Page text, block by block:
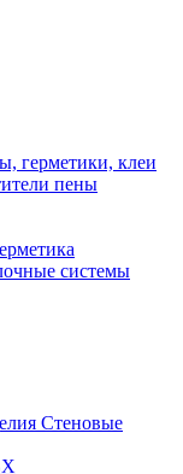
герметики, клеи
пены
системы
Стеновые